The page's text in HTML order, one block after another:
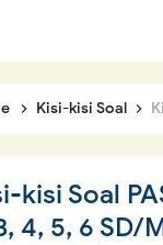
Kisi-kisi Soal
kisi Soal
4, 5, 6 SD/